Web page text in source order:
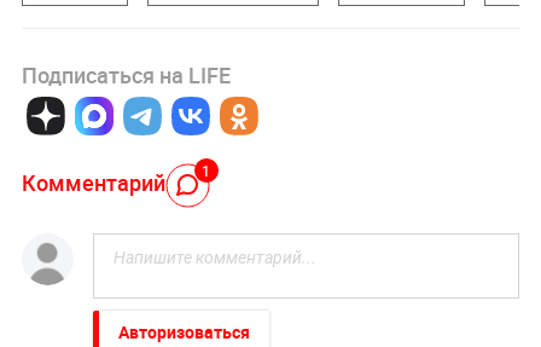
Подписаться на LIFE
Комментарий 1
Авторизоваться